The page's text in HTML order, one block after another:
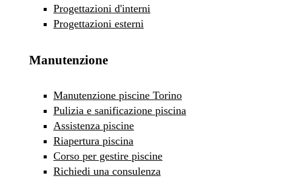
Progettazioni d'interni
Progettazioni esterni
Manutenzione
Manutenzione piscine Torino
Pulizia e sanificazione piscina
Assistenza piscine
Riapertura piscina
Corso per gestire piscine
Richiedi una consulenza